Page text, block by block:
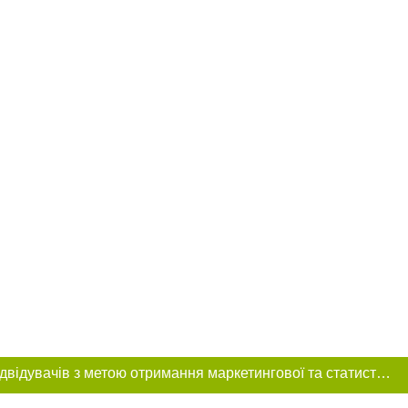
Цей сайт використовує «cookies». Також веб-сайт використовує інтернет-сервіс для збору технічних даних стосовно відвідувачів з метою отримання маркетингової та статистичної інформації. Умови обробки даних відвідувачів сайту див.